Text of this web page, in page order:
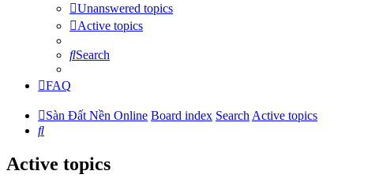
Unanswered topics
Active topics
Search
FAQ
Sàn Đất Nền Online Board index Search Active topics
Search
Active topics